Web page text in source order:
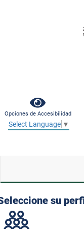
Opciones de Accesibilidad
Select Language ▼
su